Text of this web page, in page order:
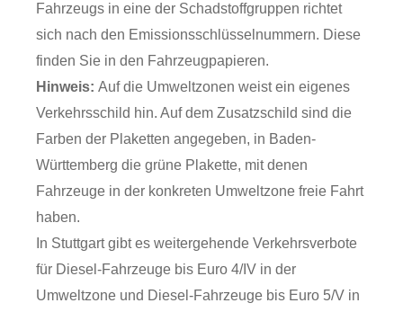
Fahrzeugs in eine der Schadstoffgruppen richtet
sich nach den Emissionsschlüsselnummern. Diese
finden Sie in den Fahrzeugpapieren.
Hinweis: Auf die Umweltzonen weist ein eigenes
Verkehrsschild hin. Auf dem Zusatzschild sind die
Farben der Plaketten angegeben, in Baden-
Württemberg die grüne Plakette, mit denen
Fahrzeuge in der konkreten Umweltzone freie Fahrt
haben.
In Stuttgart gibt es weitergehende Verkehrsverbote
für Diesel-Fahrzeuge bis Euro 4/IV in der
Umweltzone und Diesel-Fahrzeuge bis Euro 5/V in